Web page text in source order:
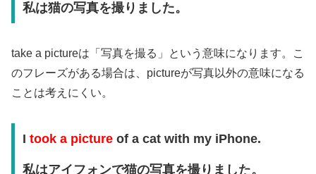
私は猫の写真を撮りました。
take a pictureは「写真を撮る」という意味になります。こ
のフレーズがある場合は、pictureが写真以外の意味になる
ことは考えにくい。
I took a pictureof a cat with my iPhone.
私はアイフォンで猫の写真を撮りました。